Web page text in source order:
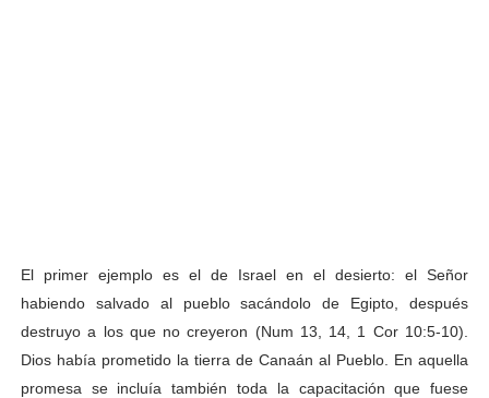
El primer ejemplo es el de Israel en el desierto: el Señor
habiendo salvado al pueblo sacándolo de Egipto, después
destruyo a los que no creyeron (Num 13, 14, 1 Cor 10:5-10).
Dios había prometido la tierra de Canaán al Pueblo. En aquella
promesa se incluía también toda la capacitación que fuese